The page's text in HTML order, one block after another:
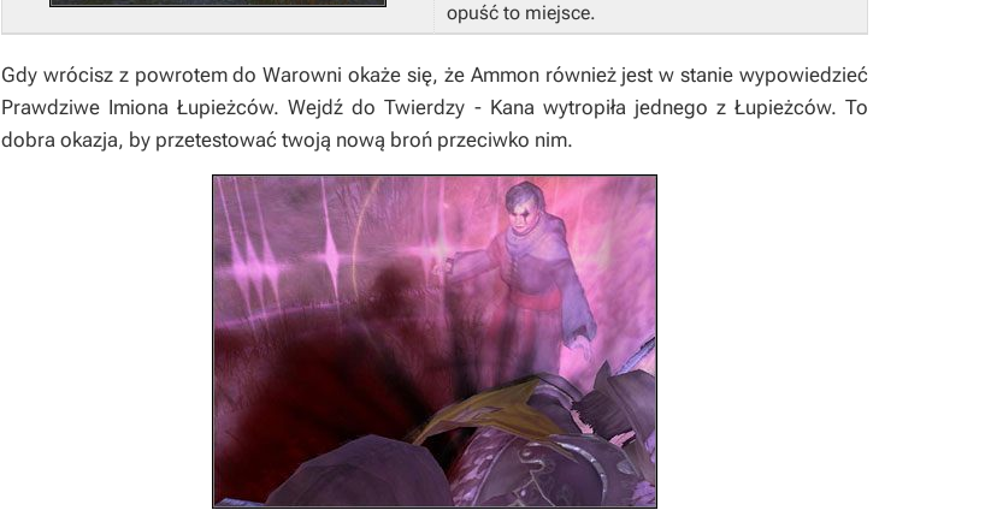
opuść to miejsce.
Gdy wrócisz z powrotem do Warowni okaże się, że Ammon również jest w stanie wypowiedzieć
Prawdziwe Imiona Łupieżców. Wejdź do Twierdzy - Kana wytropiła jednego z Łupieżców. To
dobra okazja, by przetestować twoją nową broń przeciwko nim.